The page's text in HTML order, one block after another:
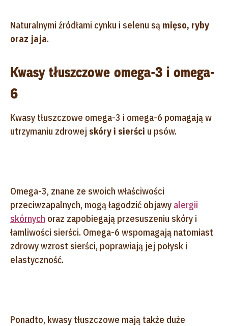
Naturalnymi źródłami cynku i selenu są mięso, ryby
oraz jaja.
Kwasy tłuszczowe omega-3 i omega-
6
Kwasy tłuszczowe omega-3 i omega-6 pomagają w
utrzymaniu zdrowej skóry i sierści u psów.
Omega-3, znane ze swoich właściwości
przeciwzapalnych, mogą łagodzić objawy alergii
skórnych oraz zapobiegają przesuszeniu skóry i
łamliwości sierści. Omega-6 wspomagają natomiast
zdrowy wzrost sierści, poprawiają jej połysk i
elastyczność.
Ponadto, kwasy tłuszczowe mają także duże